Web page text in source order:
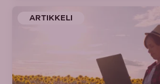
ARTIKKELI